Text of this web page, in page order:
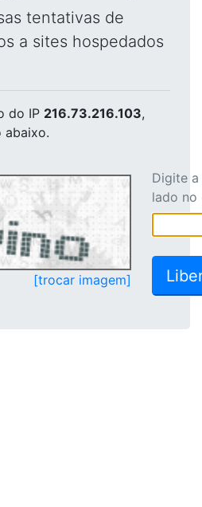
tentativas de
a sites hospedados
do IP 216.73.216.103,
abaixo.
[trocar imagem]
Digite
lado no